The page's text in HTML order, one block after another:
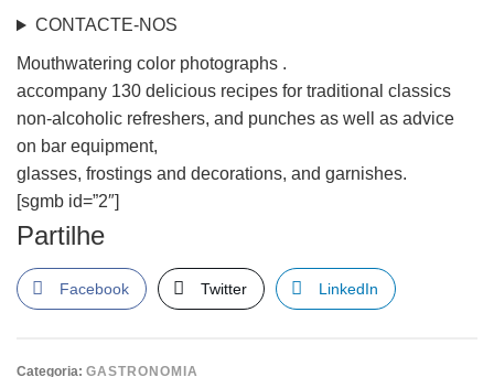
CONTACTE-NOS
Mouthwatering color photographs .
accompany 130 delicious recipes for traditional classics
non-alcoholic refreshers, and punches as well as advice
on bar equipment,
glasses, frostings and decorations, and garnishes.
[sgmb id=”2″]
Partilhe
Facebook Twitter LinkedIn
Categoria: GASTRONOMIA